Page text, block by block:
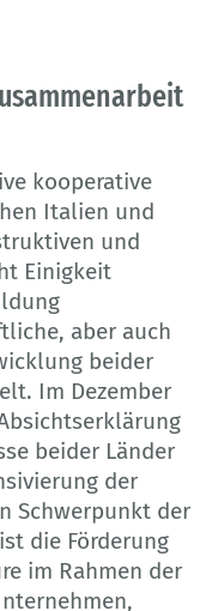
kooperative
Italien und
und
Einigkeit
aber auch
beider
Im Dezember
beider Länder
der
Schwerpunkt der
die Förderung
im Rahmen der